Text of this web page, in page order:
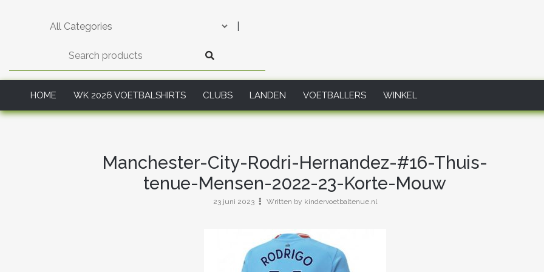
HOME WK 2026 VOETBALSHIRTS CLUBS LANDEN VOETBALLERS WINKEL
Manchester-City-Rodri-Hernandez-#16-Thuis-
tenue-Mensen-2022-23-Korte-Mouw
23 juni 2023 Written by kindervoetbaltenue.nl